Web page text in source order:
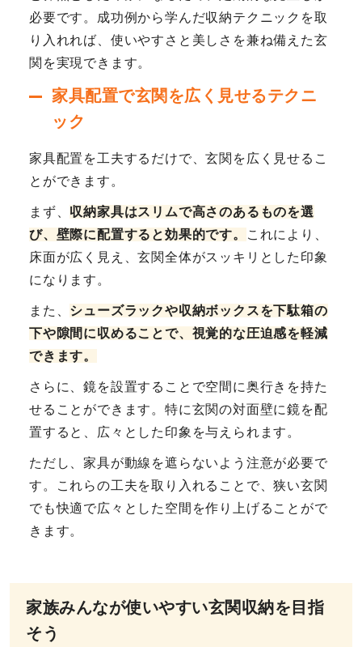
必要です。成功例から学んだ収納テクニックを取
り入れれば、使いやすさと美しさを兼ね備えた玄
関を実現できます。
家具配置で玄関を広く見せるテクニ
ック
家具配置を工夫するだけで、玄関を広く見せるこ
とができます。
まず、 収納家具はスリムで高さのあるものを選
び、壁際に配置すると効果的です。
これにより、
床面が広く見え、玄関全体がスッキリとした印象
になります。
また、 シューズラックや収納ボックスを下駄箱の
下や隙間に収めることで、視覚的な圧迫感を軽減
できます。
さらに、鏡を設置することで空間に奥行きを持た
せることができます。特に玄関の対面壁に鏡を配
置すると、広々とした印象を与えられます。
ただし、家具が動線を遮らないよう注意が必要で
す。これらの工夫を取り入れることで、狭い玄関
でも快適で広々とした空間を作り上げることがで
きます。
家族みんなが使いやすい玄関収納を目指
そう